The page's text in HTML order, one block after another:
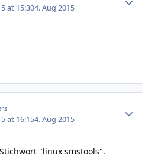
at 15:304. Aug 2015
at 16:154. Aug 2015
"linux smstools".